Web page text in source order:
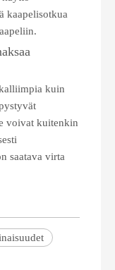
kaapelisotkua
kuin
voivat kuitenkin
saatava virta
ja monimutkaisten